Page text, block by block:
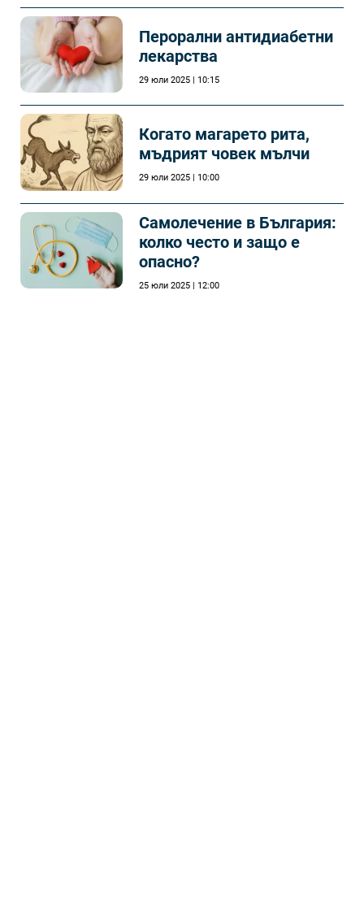
Перорални антидиабетни
лекарства
29 юли 2025 | 10:15
Когато магарето рита,
мъдрият човек мълчи
29 юли 2025 | 10:00
Самолечeние в България:
колко често и защо е
опасно?
25 юли 2025 | 12:00